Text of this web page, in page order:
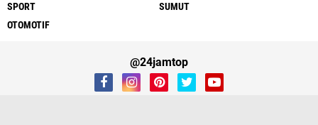
SPORT
SUMUT
OTOMOTIF
@24jamtop